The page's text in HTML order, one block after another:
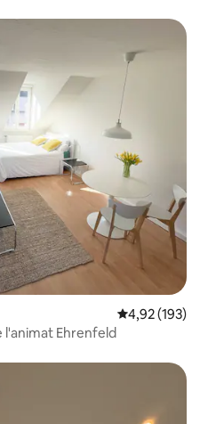
4,92 de
4,92 (193)
l'animat Ehrenfeld